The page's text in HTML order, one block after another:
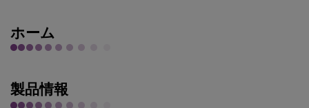
資材ライブラリ
ホーム
製品情報